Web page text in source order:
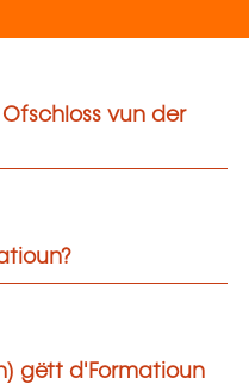
vun der
gëtt d'Formatioun